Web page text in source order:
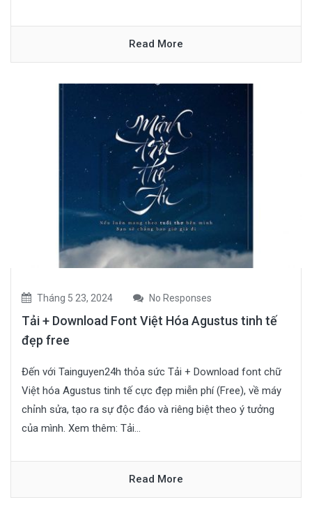
Read More
Tháng 5 23, 2024 No Responses
Tải + Download Font Việt Hóa Agustus tinh tế
đẹp free
Đến với Tainguyen24h thỏa sức Tải + Download font chữ
Việt hóa Agustus tinh tế cực đẹp miễn phí (Free), về máy
chỉnh sửa, tạo ra sự độc đáo và riêng biệt theo ý tưởng
của mình. Xem thêm: Tải...
Read More